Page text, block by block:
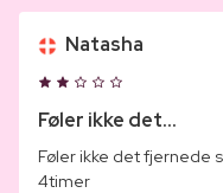
Natasha
Føler ikke det...
Føler ikke det fjernede
4timer